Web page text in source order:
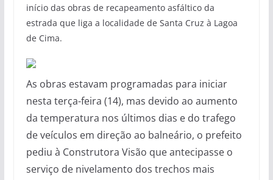
início das obras de recapeamento asfáltico da
estrada que liga a localidade de Santa Cruz à Lagoa
de Cima.
As obras estavam programadas para iniciar
nesta terça-feira (14), mas devido ao aumento
da temperatura nos últimos dias e do trafego
de veículos em direção ao balneário, o prefeito
pediu à Construtora Visão que antecipasse o
serviço de nivelamento dos trechos mais